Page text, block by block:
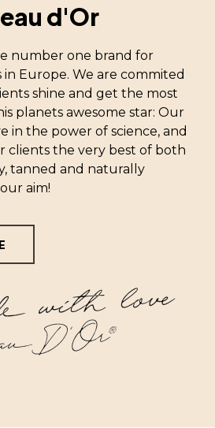
d'Or
number one brand for
Europe. We are commited
shine and get the most
planets awesome star: Our
in the power of science, and
clients the very best of both
tanned and naturally
aim!